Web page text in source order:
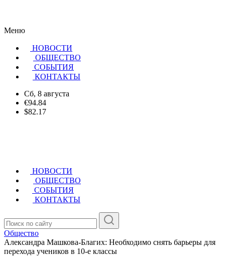
Меню
НОВОСТИ
ОБЩЕСТВО
CОБЫТИЯ
КОНТАКТЫ
Сб, 8 августа
€94.84
$82.17
НОВОСТИ
ОБЩЕСТВО
СОБЫТИЯ
КОНТАКТЫ
Общество
Александра Машкова-Благих: Необходимо снять барьеры для
перехода учеников в 10-е классы